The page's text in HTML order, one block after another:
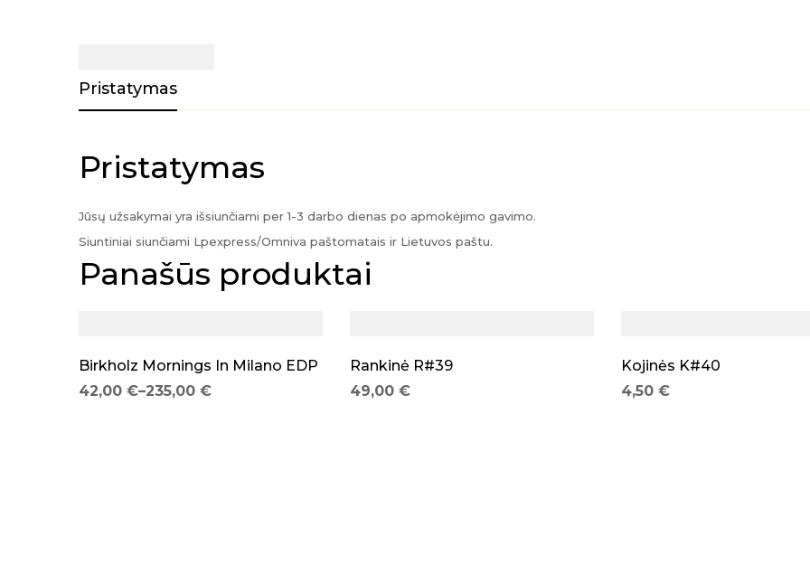
Pristatymas
Pristatymas
Jūsų užsakymai yra išsiunčiami per 1-3 darbo dienas po apmokėjimo gavimo.
Siuntiniai siunčiami Lpexpress/Omniva paštomatais ir Lietuvos paštu.
Panašūs produktai
Birkholz Mornings In Milano EDP
42,00 €–235,00 €
Rankinė R#39
49,00 €
Kojinės K#40
4,50 €